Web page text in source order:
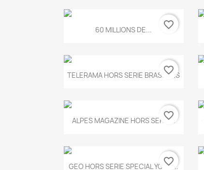
Aperçu rapide
60 MILLIONS DE... favorite_border
 Aperçu rapide
TELERAMA HORS SERIE BRASSENS
favorite_border
Aperçu rapide
ALPES MAGAZINE HORS SERIE...
favorite_border
Aperçu rapide
GEO HORS SERIE SPECIAL YOGA...
favorite_border